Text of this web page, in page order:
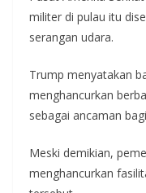
militer di pulau itu
serangan udara.
Trump menyatakan
menghancurkan
sebagai ancaman
Meski demikian,
menghancurkan